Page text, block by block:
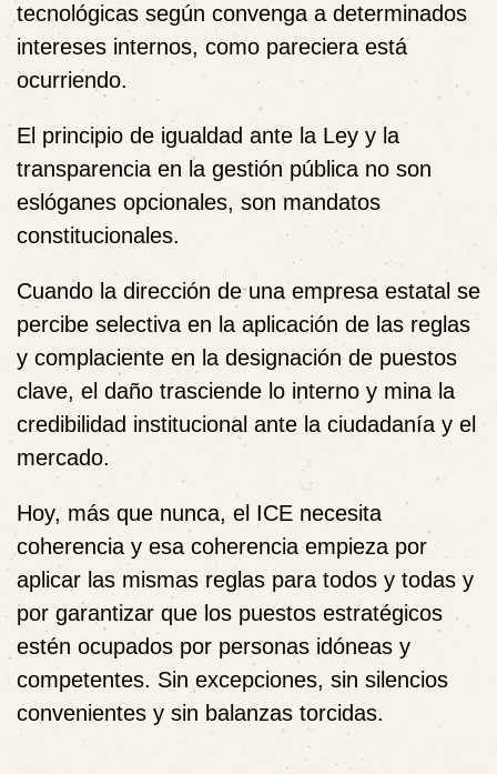
tecnológicas según convenga a determinados
intereses internos, como pareciera está
ocurriendo.
El principio de igualdad ante la Ley y la
transparencia en la gestión pública no son
eslóganes opcionales, son mandatos
constitucionales.
Cuando la dirección de una empresa estatal se
percibe selectiva en la aplicación de las reglas
y complaciente en la designación de puestos
clave, el daño trasciende lo interno y mina la
credibilidad institucional ante la ciudadanía y el
mercado.
Hoy, más que nunca, el ICE necesita
coherencia y esa coherencia empieza por
aplicar las mismas reglas para todos y todas y
por garantizar que los puestos estratégicos
estén ocupados por personas idóneas y
competentes. Sin excepciones, sin silencios
convenientes y sin balanzas torcidas.